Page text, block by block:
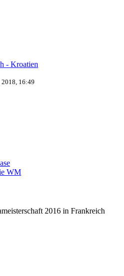
- Kroatien
2018, 16:49
WM
2016 in Frankreich